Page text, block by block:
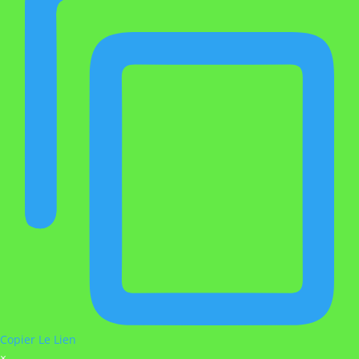
Copier Le Lien